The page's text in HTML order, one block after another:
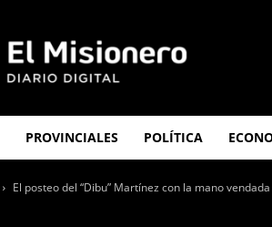
Misionero
PROVINCIALES POLÍTICA
El posteo del “Dibu” Martínez con la mano